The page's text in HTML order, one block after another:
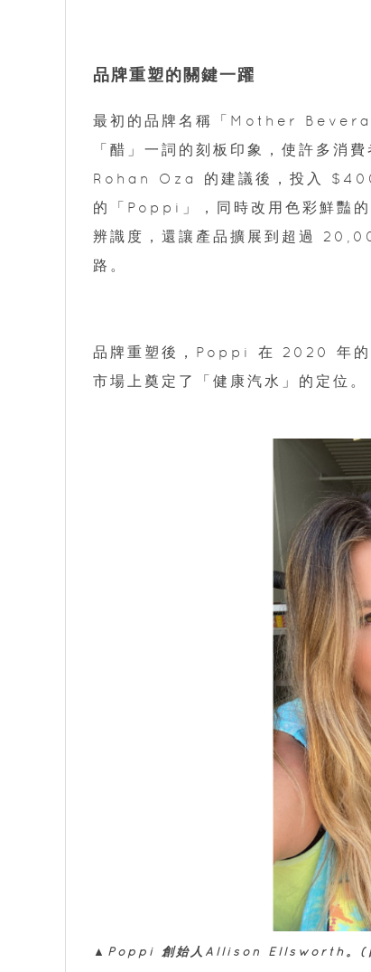
品牌重塑的關鍵一躍
最初的品牌名稱「Mother
「醋」一詞的刻板印象，使許多
Rohan Oza 的建議後，投入
的「Poppi」，同時改用色彩鮮豔
辨識度，還讓產品擴展到超過
路。
品牌重塑後，Poppi 在 2020 年的
市場上奠定了「健康汽水」的定位。
▲Poppi 創始人Allison Ellsworth。(